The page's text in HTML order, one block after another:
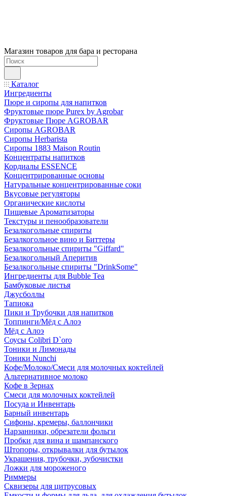
Магазин товаров для бара и ресторана
Каталог
Ингредиенты
Пюре и сиропы для напитков
Фруктовые пюре Purex by Agrobar
Фруктовые Пюре AGROBAR
Сиропы AGROBAR
Сиропы Herbarista
Сиропы 1883 Maison Routin
Концентраты напитков
Кордиалы ESSENCE
Концентрированные основы
Натуральные концентрированные соки
Вкусовые регуляторы
Органические кислоты
Пищевые Ароматизаторы
Текстуры и пенообразователи
Безалкогольные спириты
Безалкогольное вино и Биттеры
Безалкогольные спириты "Giffard"
Безалкогольный Аперитив
Безалкогольные спириты "DrinkSome"
Ингредиенты для Bubble Tea
Бамбуковые листья
Джусболлы
Тапиока
Пики и Трубочки для напитков
Топпинги/Мёд с Алоэ
Мёд с Алоэ
Соусы Colibri D`oro
Тоники и Лимонады
Тоники Nunchi
Кофе/Молоко/Смеси для молочных коктейлей
Альтернативное молоко
Кофе в Зернах
Смеси для молочных коктейлей
Посуда и Инвентарь
Барный инвентарь
Сифоны, кремеры, баллончики
Нарзанники, обрезатели фольги
Пробки для вина и шампанского
Штопоры, открывалки для бутылок
Украшения, трубочки, зубочистки
Ложки для мороженого
Риммеры
Сквизеры для цитрусовых